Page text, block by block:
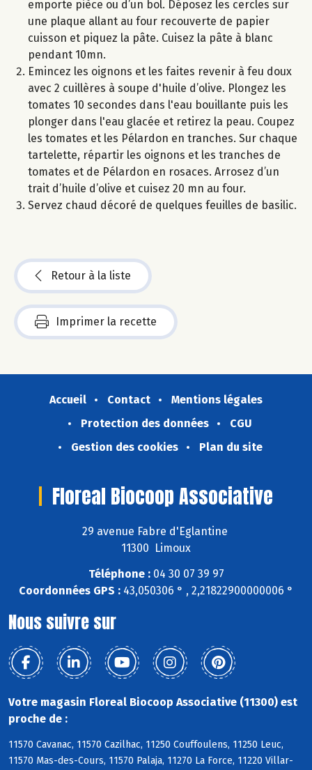
emporte pièce ou d’un bol. Déposez les cercles sur
une plaque allant au four recouverte de papier
cuisson et piquez la pâte. Cuisez la pâte à blanc
pendant 10mn.
Emincez les oignons et les faites revenir à feu doux
avec 2 cuillères à soupe d'huile d’olive. Plongez les
tomates 10 secondes dans l'eau bouillante puis les
plonger dans l'eau glacée et retirez la peau. Coupez
les tomates et les Pélardon en tranches. Sur chaque
tartelette, répartir les oignons et les tranches de
tomates et de Pélardon en rosaces. Arrosez d’un
trait d’huile d’olive et cuisez 20 mn au four.
Servez chaud décoré de quelques feuilles de basilic.
Retour à la liste
Imprimer la recette
Accueil Contact
Mentions légales
Protection des données
CGU
Gestion des cookies
Plan du site
Floreal Biocoop Associative
29 avenue Fabre d'Eglantine
11300 Limoux
Téléphone :04 30 07 39 97
Coordonnées GPS : 43,050306 ° , 2,21822900000006 °
Nous suivre sur
Votre magasin Floreal Biocoop Associative (11300) est
proche de :
11570 Cavanac, 11570 Cazilhac, 11250 Couffoulens, 11250 Leuc,
11570 Mas-des-Cours, 11570 Palaja, 11270 La Force, 11220 Villar-